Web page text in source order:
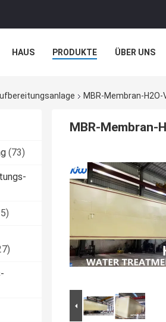
HAUS PRODUKTE ÜBER UNS
MBR-Membran-
(73)
MBR-Membran-